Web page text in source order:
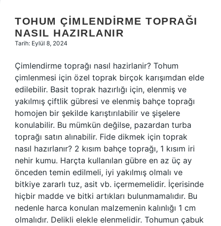
TOHUM ÇIMLENDIRME TOPRAĞI
NASIL HAZIRLANIR
Tarih: Eylül 8, 2024
Çimlendirme toprağı nasıl hazirlanir? Tohum
çimlenmesi için özel toprak birçok karışımdan elde
edilebilir. Basit toprak hazırlığı için, elenmiş ve
yakılmış çiftlik gübresi ve elenmiş bahçe toprağı
homojen bir şekilde karıştırılabilir ve şişelere
konulabilir. Bu mümkün değilse, pazardan turba
toprağı satın alınabilir. Fide dikmek için toprak
nasıl hazırlanır? 2 kısım bahçe toprağı, 1 kısım iri
nehir kumu. Harçta kullanılan gübre en az üç ay
önceden temin edilmeli, iyi yakılmış olmalı ve
bitkiye zararlı tuz, asit vb. içermemelidir. İçerisinde
hiçbir madde ve bitki artıkları bulunmamalıdır. Bu
nedenle harca konulan malzemenin kalınlığı 1 cm
olmalıdır. Delikli elekle elenmelidir. Tohumun çabuk